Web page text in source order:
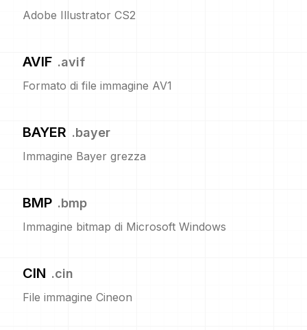
Adobe Illustrator CS2
AVIF .avif
Formato di file immagine AV1
BAYER .bayer
Immagine Bayer grezza
BMP .bmp
Immagine bitmap di Microsoft Windows
CIN .cin
File immagine Cineon